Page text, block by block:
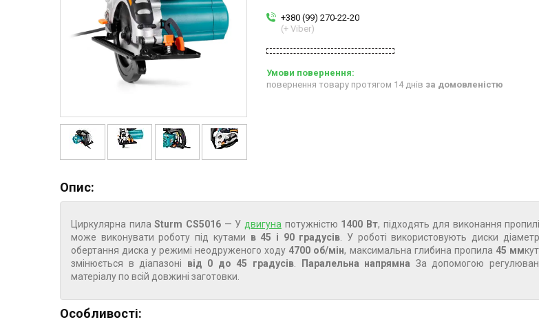
+380 (99) 270-22-20
(+ Viber)
повернення товару протягом 14 днів за домовленістю
Опис:
Циркулярна пилаSturm CS5016— У двигунапотужністю 1400 Вт, підходять для виконання
може виконувати роботу під кутами в 45 і 90 градусів. У роботі використовують диски
обертання диска у режимі неодруженого ходу 4700 об/мін, максимальна глибина пропила 45 мм
змінюється в діапазоні від 0 до 45 градусів. Паралельна напрямна За допомогою
матеріалу по всій довжині заготовки.
Особливості: